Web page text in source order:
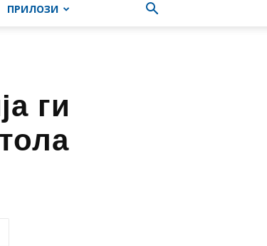
ПРИЛОЗИ
ги